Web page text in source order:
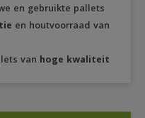
en gebruikte pallets
en houtvoorraad van
van hoge kwaliteit